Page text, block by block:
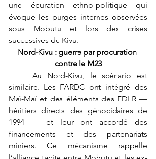
une épuration ethno-politique qui
évoque les purges internes observées
sous Mobutu et lors des crises
successives du Kivu.
Nord-Kivu : guerre par procuration
contre le M23
similaire. Les FARDC ont intégré des
Maï-Maï et des éléments des FDLR —
héritiers directs des génocidaires de
1994 — et leur ont accordé des
financements et des partenariats
miniers. Ce mécanisme rappelle